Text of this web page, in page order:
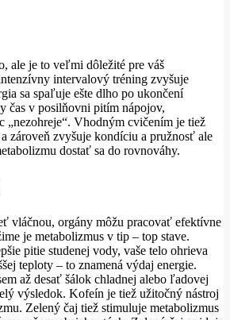
ale je to veľmi dôležité pre váš
intervalový tréning zvyšuje
sa spaľuje ešte dlho po ukončení
čas v posilňovni pitím nápojov,
„nezohreje“. Vhodným cvičením je tiež
zároveň zvyšuje kondíciu a pružnosť ale
dostať sa do rovnováhy.
vláčnou, orgány môžu pracovať efektívne
je metabolizmus v tip – top stave.
pitie studenej vody, vaše telo ohrieva
teploty – to znamená výdaj energie.
až desať šálok chladnej alebo ľadovej
výsledok. Kofeín je tiež užitočný nástroj
Zelený čaj tiež stimuluje metabolizmus